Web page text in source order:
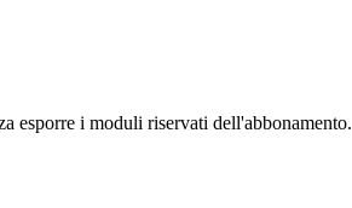
esporre i moduli riservati dell'abbonamento.